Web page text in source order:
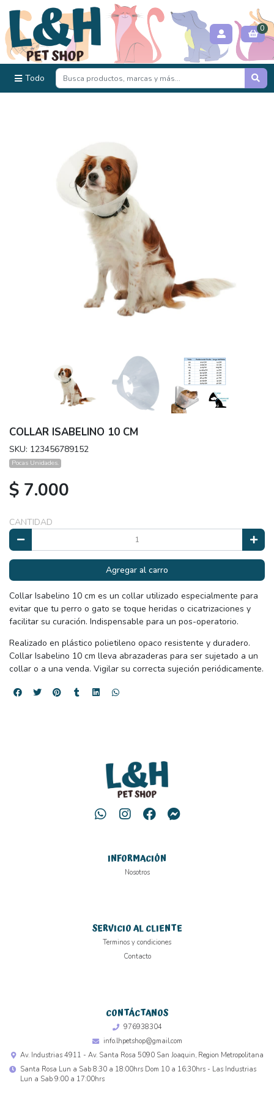
Todo
0
COLLAR ISABELINO 10 CM
SKU: 123456789152
Pocas Unidades.
$ 7.000
CANTIDAD
Agregar al carro
Collar Isabelino 10 cm es un collar utilizado especialmente para
evitar que tu perro o gato se toque heridas o cicatrizaciones y
facilitar su curación. Indispensable para un pos-operatorio.
Realizado en plástico polietileno opaco resistente y duradero.
Collar Isabelino 10 cm lleva abrazaderas para ser sujetado a un
collar o a una venda. Vigilar su correcta sujeción periódicamente.
INFORMACIÓN
Nosotros
SERVICIO AL CLIENTE
Terminos y condiciones
Contacto
CONTÁCTANOS
976938304
info.lhpetshop@gmail.com
Av. Industrias 4911 - Av. Santa Rosa 5090 San Joaquin, Region Metropolitana
Santa Rosa Lun a Sab 8:30 a 18:00hrs Dom 10 a 16:30hrs - Las Industrias
Lun a Sab 9:00 a 17:00hrs